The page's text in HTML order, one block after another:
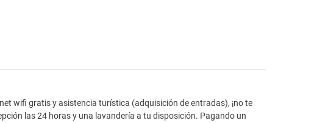
wifi gratis y asistencia turística (adquisición de entradas), ¡no te
las 24 horas y una lavandería a tu disposición. Pagando un